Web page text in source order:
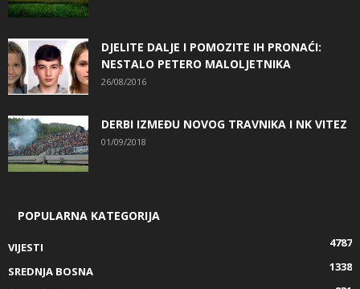
DJELITE DALJE I POMOZITE IH PRONAĆI:
NESTALO PETERO MALOLJETNIKA
26/08/2016
DERBI IZMEĐU NOVOG TRAVNIKA I NK VITEZ
01/09/2018
POPULARNA KATEGORIJA
VIJESTI
4787
SREDNJA BOSNA
1338